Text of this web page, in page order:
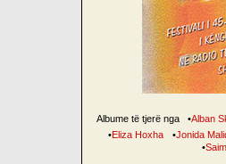
Albume të tjerë nga •Alban
•Eliza Hoxha •Jonida
•